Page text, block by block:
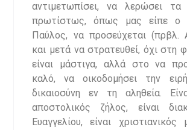
αντιμετωπίσει, να λερώσει τα
πρωτίστως, όπως μας είπε ο
Παύλος, να προσεύχεται (πρβλ.
και μετά να στρατευθεί, όχι στη
είναι μάστιγα, αλλά στο να
καλό, να οικοδομήσει την
δικαιοσύνη εν τη αληθεία.
αποστολικός ζήλος, είναι
Ευαγγελίου, είναι χριστιανικός